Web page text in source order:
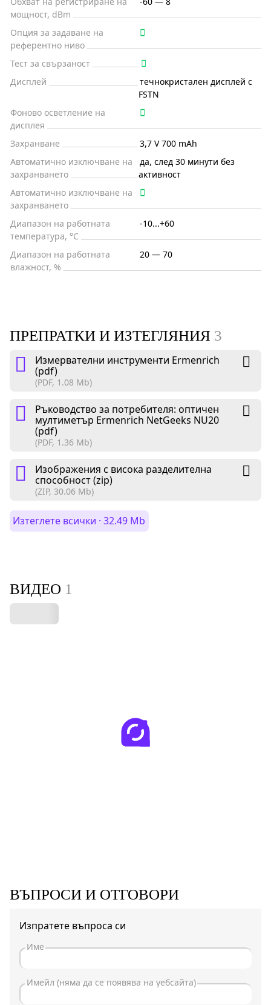
мощност, dBm
Опция за задаване на
референтно ниво
Тест за свързаност
Дисплей
течнокристален дисплей с
FSTN
Фоново осветление на
дисплея
Захранване
3,7 V 700 mAh
Автоматично изключване на
захранването
да, след 30 минути без
активност
Автоматично изключване на
захранването
Диапазон на работната
температура, °C
-10...+60
Диапазон на работната
влажност, %
20 — 70
ПРЕПРАТКИ И ИЗТЕГЛЯНИЯ 3
Измервателни инструменти Ermenrich
(pdf)
(PDF, 1.08 Mb)
Ръководство за потребителя: оптичен
мултиметър Ermenrich NetGeeks NU20
(pdf)
(PDF, 1.36 Mb)
Изображения с висока разделителна
способност (zip)
(ZIP, 30.06 Mb)
Изтеглете всички · 32.49 Mb
ВИДЕО 1
ВЪПРОСИ И ОТГОВОРИ
Изпратете въпроса си